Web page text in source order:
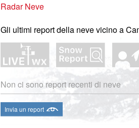
Radar Neve
Gli ultimi report della neve vicino a
Non ci sono report recenti di neve
Invia un report